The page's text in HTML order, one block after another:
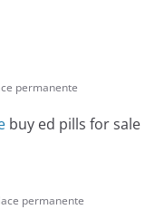
permanente
buy ed pills for sale
permanente